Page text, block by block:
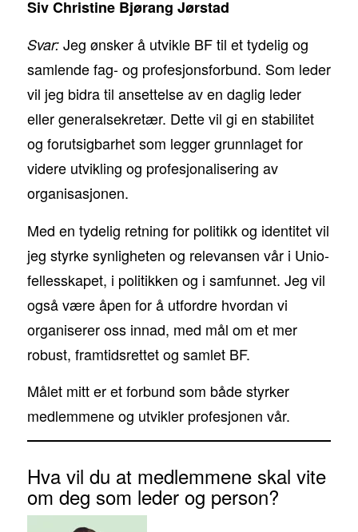
Siv Christine Bjørang Jørstad
Svar: Jeg ønsker å utvikle BF til et tydelig og
samlende fag- og profesjonsforbund. Som leder
vil jeg bidra til ansettelse av en daglig leder
eller generalsekretær. Dette vil gi en stabilitet
og forutsigbarhet som legger grunnlaget for
videre utvikling og profesjonalisering av
organisasjonen.
Med en tydelig retning for politikk og identitet vil
jeg styrke synligheten og relevansen vår i Unio-
fellesskapet, i politikken og i samfunnet. Jeg vil
også være åpen for å utfordre hvordan vi
organiserer oss innad, med mål om et mer
robust, framtidsrettet og samlet BF.
Målet mitt er et forbund som både styrker
medlemmene og utvikler profesjonen vår.
Hva vil du at medlemmene skal vite
om deg som leder og person?